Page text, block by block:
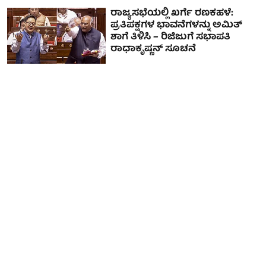
ರಾಜ್ಯಸಭೆಯಲ್ಲಿ ಖರ್ಗೆ ರಣಕಹಳೆ:
ಪ್ರತಿಪಕ್ಷಗಳ ಭಾವನೆಗಳನ್ನು ಅಮಿತ್
ಶಾಗೆ ತಿಳಿಸಿ – ರಿಜಿಜುಗೆ ಸಭಾಪತಿ
ರಾಧಾಕೃಷ್ಣನ್ ಸೂಚನೆ